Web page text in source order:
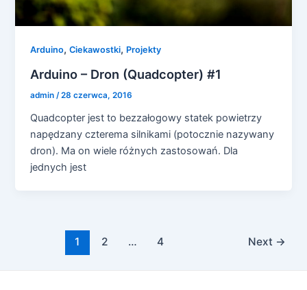
Arduino,Ciekawostki, Projekty
Arduino – Dron (Quadcopter) #1
admin/28 czerwca, 2016
Quadcopter jest to bezzałogowy statek powietrzy
napędzany czterema silnikami (potocznie nazywany
dron). Ma on wiele różnych zastosowań. Dla
jednych jest
1 2 … 4 Next →